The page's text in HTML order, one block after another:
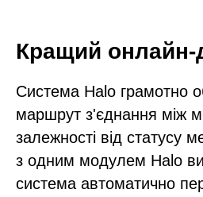
Кращий онлайн-
Система Halo грамотно
маршрут з'єднання між
залежності від статусу
з одним модулем Halo
система автоматично